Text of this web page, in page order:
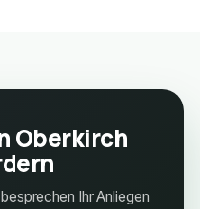
Oberkirch
Ihr Anliegen